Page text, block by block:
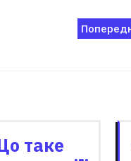
таке